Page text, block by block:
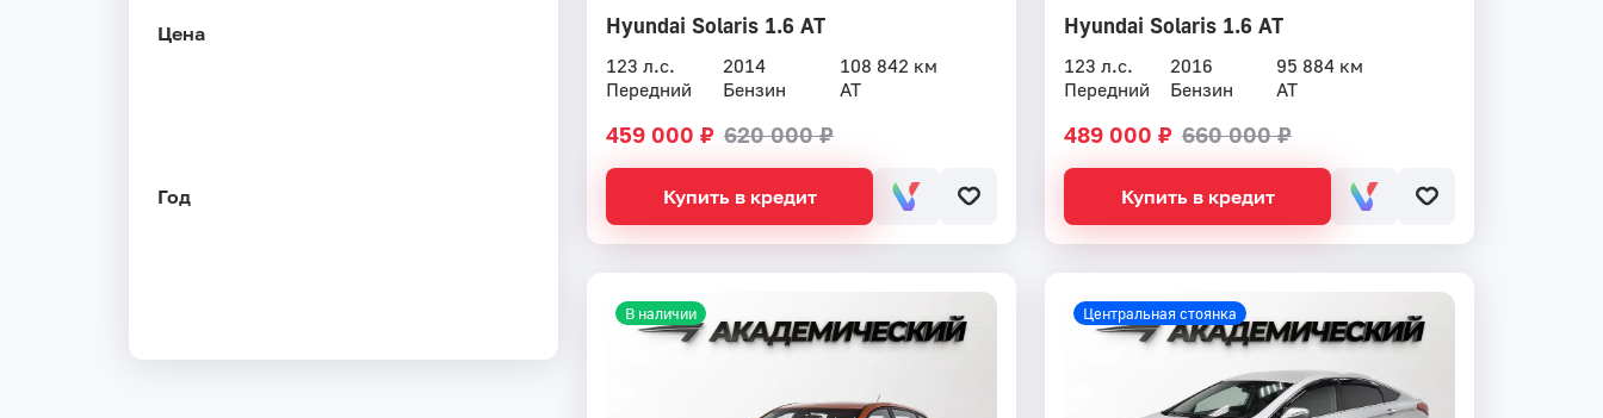
Цена
Год
Hyundai Solaris 1.6 AT
123 л.с. 2014
108 842 км
Передний
Бензин AT
459 000 ₽ 620 000 ₽
Купить в кредит
Hyundai Solaris 1.6 AT
123 л.с. 2016
95 884 км
Передний
Бензин AT
489 000 ₽ 660 000 ₽
Купить в кредит
В наличии Центральная стоянка